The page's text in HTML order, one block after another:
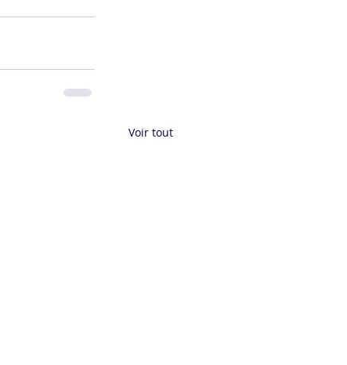
Voir tout